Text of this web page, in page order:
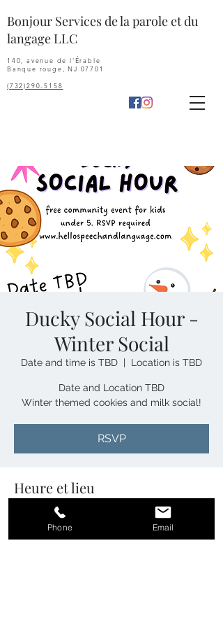
Bonjour Services de la parole et du
langage LLC
140, avenue de l'Érable
Banque rouge, NJ 07701
(732)290-5158
Ducky Social Hour -
Winter Social
Date and time is TBD
  |
Location is TBD
Date and Location TBD
RSVP
Heure et lieu
Date and time is TBD
Location is TBD
Phone Email